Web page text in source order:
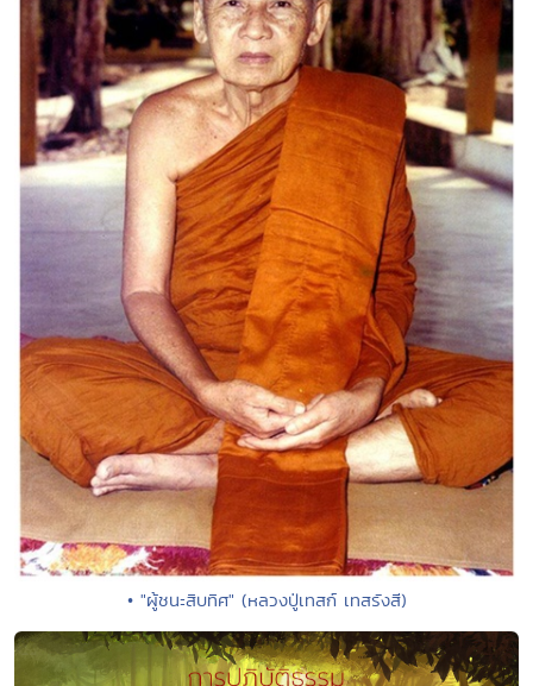
• "ผู้ชนะสิบทิศ" (หลวงปู่เทสก์ เทสรังสี)